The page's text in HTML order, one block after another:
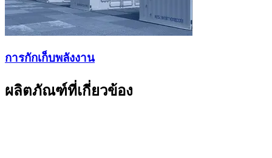
การกักเก็บพลังงาน
ผลิตภัณฑ์ที่เกี่ยวข้อง